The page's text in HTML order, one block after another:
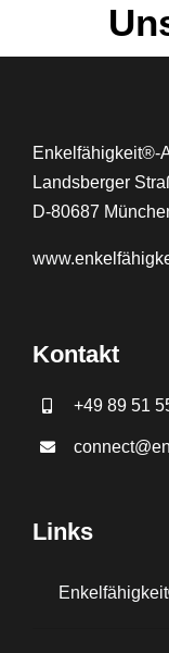
Enkelfähigkeit®-
Landsberger
D-80687
www.
Kontakt
+49 89 51
Links